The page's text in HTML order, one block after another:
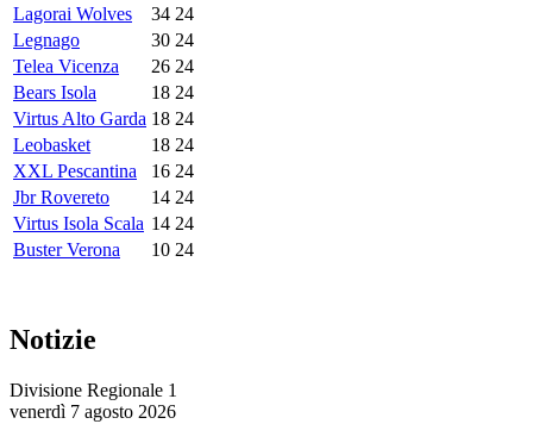
Lagorai Wolves
34 24
Legnago
30 24
Telea Vicenza
26 24
Bears Isola
18 24
Virtus Alto Garda 18 24
Leobasket
18 24
XXL Pescantina
16 24
Jbr Rovereto
14 24
Virtus Isola Scala 14 24
Buster Verona
10 24
Notizie
Divisione Regionale 1
venerdì 7 agosto 2026